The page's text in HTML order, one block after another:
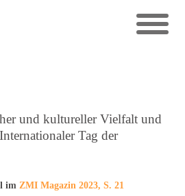
und kultureller Vielfalt und
Tag der
im ZMI Magazin 2023, S. 21